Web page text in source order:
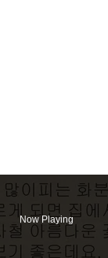
Now Playing